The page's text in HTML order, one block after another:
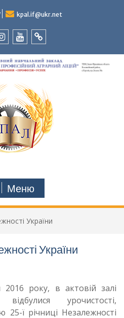
kpal.if@ukr.net
Tok
Меню
України
України
року, в актовій залі
урочистості,
25-ї річниці Незалежності